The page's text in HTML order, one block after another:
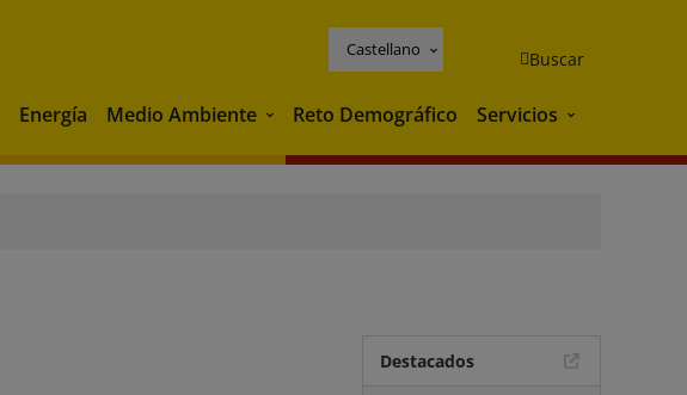
Castellano Buscar
Energía Medio Ambiente Medio Ambiente
Reto Demográfico Servicios Servicios
Destacados